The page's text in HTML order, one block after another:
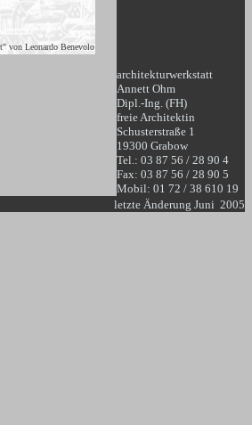
Benevolo
architekturwerkstatt
Annett Ohm
Dipl.-Ing. (FH)
freie Architektin
Schusterstraße 1
19300 Grabow
Tel.: 03 87 56 / 28 90 4
Fax: 03 87 56 / 28 90 5
Mobil: 01 72 / 38 610 19
letzte Änderung Juni 2005